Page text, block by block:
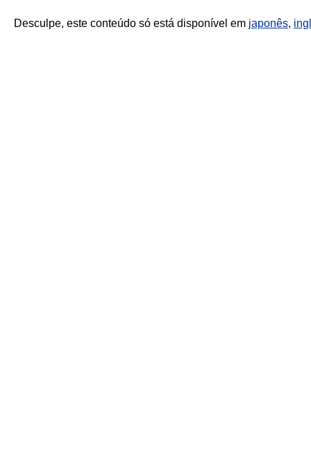
Desculpe, este conteúdo só está disponível em japonês,